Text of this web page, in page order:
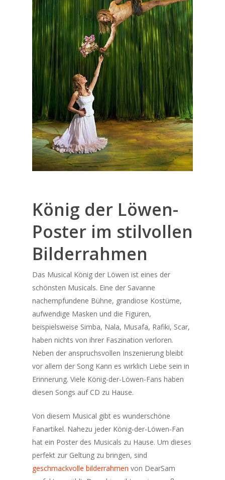
König der Löwen-
Poster im stilvollen
Bilderrahmen
Das Musical König der Löwen ist eines der
schönsten Musicals. Eine der Savanne
nachempfundene Bühne, grandiose Kostüme,
aufwendige Masken und die Figuren,
beispielsweise Simba, Nala, Musafa, Rafiki, Scar,
haben nichts von ihrer Faszination verloren.
Neben der anspruchsvollen Inszenierung bleibt
vor allem der Song Kann es wirklich Liebe sein in
Erinnerung. Viele König-der-Löwen-Fans haben
diesen Songs auf CD zu Hause.
Von diesem Musical gibt es wunderschöne
Fanartikel. Nahezu jeder König-der-Löwen-Fan
hat ein Poster des Musicals zu Hause. Um dieses
perfekt zur Geltung zu bringen, sind
geschmackvolle bilderrahmen von DearSam
Kategorien
Sehenswerte Musicals
Kalender